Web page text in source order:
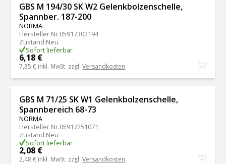
GBS M 194/30 SK W2 Gelenkbolzenschelle,
Spannber. 187-200
NORMA
Hersteller Nr.05917302194
Zustand:Neu
Sofort lieferbar
6,18 €
7,35 € inkl. MwSt. zzgl.Versandkosten
GBS M 71/25 SK W1 Gelenkbolzenschelle,
Spannbereich 68-73
NORMA
Hersteller Nr.05917251071
Zustand:Neu
Sofort lieferbar
2,08 €
2,48 € inkl. MwSt. zzgl.Versandkosten